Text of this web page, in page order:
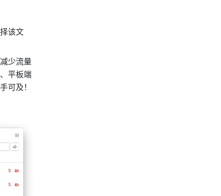
该文
少流量
平板端
可及！